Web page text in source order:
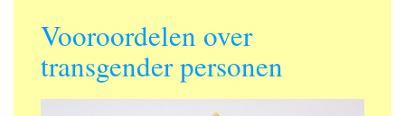
Vooroordelen over
transgender personen